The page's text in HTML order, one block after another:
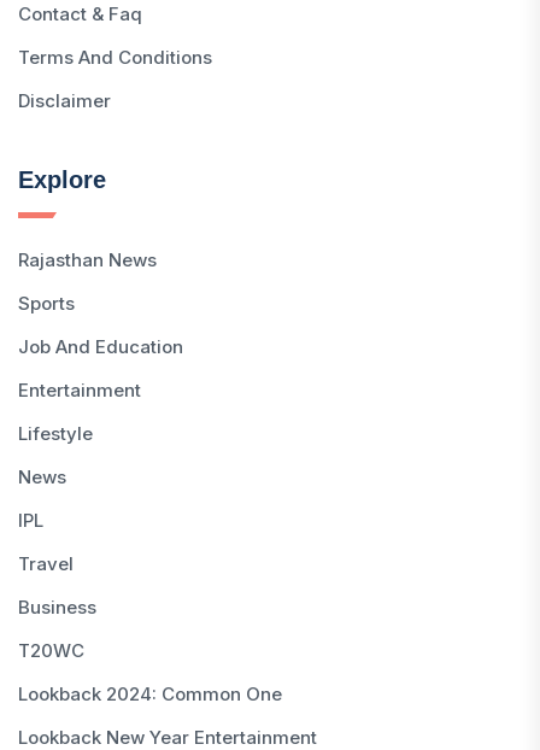
Contact & Faq
Terms And Conditions
Disclaimer
Explore
Rajasthan News
Sports
Job And Education
Entertainment
Lifestyle
News
IPL
Travel
Business
T20WC
Lookback 2024: Common One
Lookback New Year Entertainment